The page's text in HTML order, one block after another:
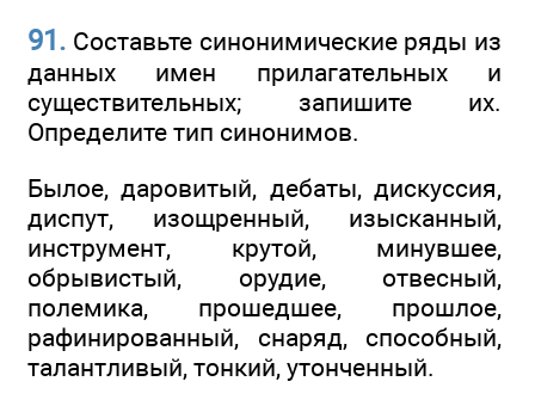
91. Составьте синонимические ряды из
данных имен прилагательных и
существительных; запишите их.
Определите тип синонимов.
Былое, даровитый, дебаты, дискуссия,
диспут, изощренный, изысканный,
инструмент, крутой, минувшее,
обрывистый, орудие, отвесный,
полемика, прошедшее, прошлое,
рафинированный, снаряд, способный,
талантливый, тонкий, утонченный.